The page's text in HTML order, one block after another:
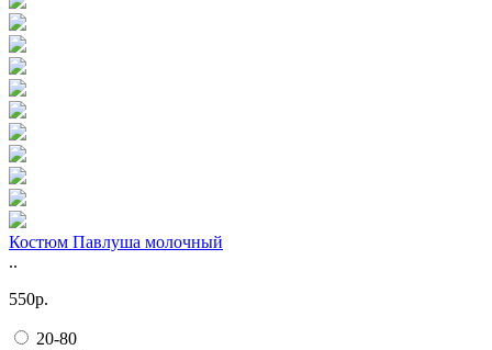
Костюм Павлуша молочный
..
550р.
20-80